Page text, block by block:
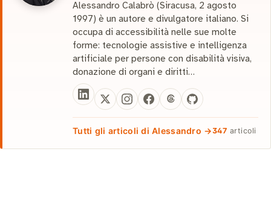
Alessandro Calabrò (Siracusa, 2 agosto
1997) è un autore e divulgatore italiano. Si
occupa di accessibilità nelle sue molte
forme: tecnologie assistive e intelligenza
artificiale per persone con disabilità visiva,
donazione di organi e diritti…
Tutti gli articoli di Alessandro →347 articoli